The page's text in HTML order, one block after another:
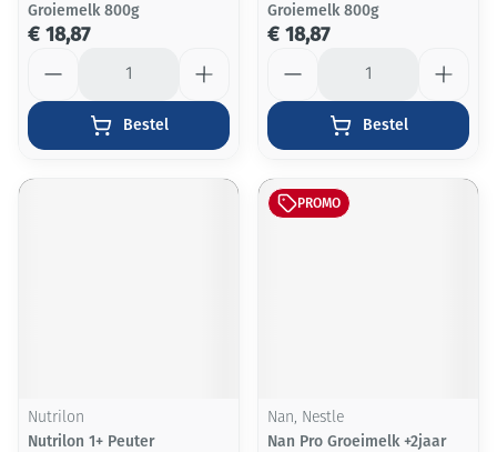
Groiemelk 800g
€ 18,87
Bestel
Groiemelk 800g
€ 18,87
Bestel
Nutrilon
Nutrilon 1+ Peuter
PROMO
Nan, Nestle
Nan Pro Groeimelk +2jaar